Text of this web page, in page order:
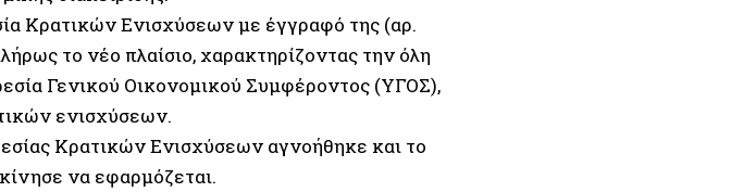
Κρατικών Ενισχύσεων με έγγραφό της (αρ.
το νέο πλαίσιο, χαρακτηρίζοντας την όλη
Γενικού Οικονομικού Συμφέροντος (ΥΓΟΣ),
ενισχύσεων.
Κρατικών Ενισχύσεων αγνοήθηκε και το
να εφαρμόζεται.